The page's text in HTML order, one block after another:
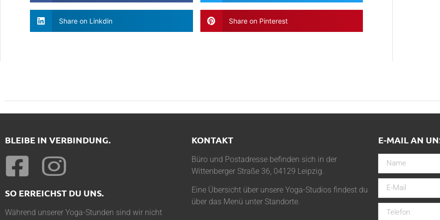
Share on Linkdin Share on Pinterest
BLEIBE IN VERBINDUNG.
SO ERREICHST DU UNS.
Während unserer Yoga-Stunden sind wir nicht
KONTAKT
Büro und Postadresse befinden sich in der
Wittenberger Straße 36, 04129 Leipzig.
Eine Übersicht über unsere Yoga-Studios findest du
über das Menü unter Standorte.
E-MAIL AN